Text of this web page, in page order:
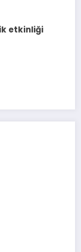
etkinliği